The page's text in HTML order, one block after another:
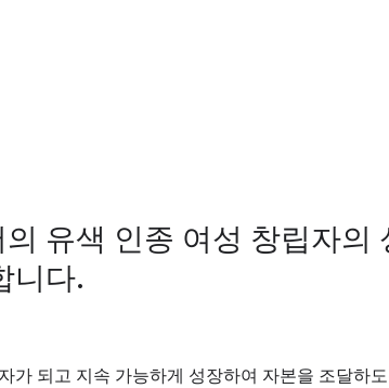
유색 인종 여성 창립자의
니다.
가 되고 지속 가능하게 성장하여 자본을 조달하